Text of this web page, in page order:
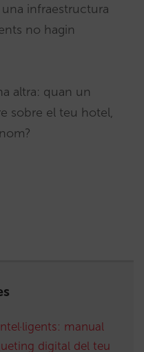
una infraestructura
no hagin
altra: quan un
sobre el teu hotel,
manual
digital del teu